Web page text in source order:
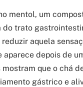
mentol, um
do trato
aquela
aparece depois de
mostram que o chá
gástrico e